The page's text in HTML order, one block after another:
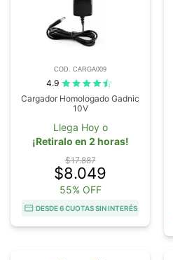
COD. CARGA009
4.9
Cargador Homologado Gadnic
10V
Llega Hoy o
¡Retiralo en 2 horas!
$17.887
$8.049
55% OFF
DESDE 6 CUOTAS SIN INTERÉS